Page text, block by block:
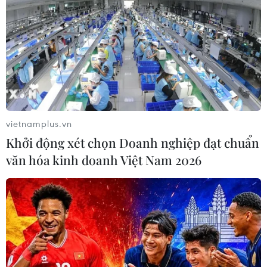
Israel nâng mức cảnh báo trước khả
năng Mỹ tấn công Iran
02/08/2026 01:10
CƠ QUAN CHỦ QUẢN: THÔNG TẤN XÃ VIỆT NAM
Tổng Biên tập: TRẦN TIẾN DUẨN
Phó Tổng Biên tập: NGUYỄN THỊ TÁM, KHÚC THANH
vietnamplus.vn
Khởi động xét chọn Doanh nghiệp đạt chuẩn
văn hóa kinh doanh Việt Nam 2026